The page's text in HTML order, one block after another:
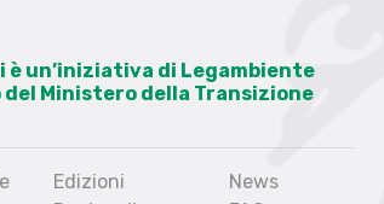
è un’iniziativa di Legambiente
Ministero della Transizione
Edizioni
News